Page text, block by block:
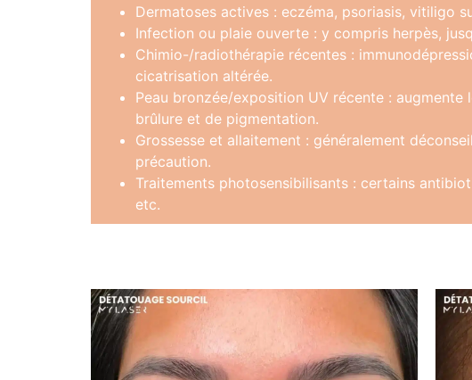
Dermatoses actives : eczéma, psoriasis, vitiligo
Infection ou plaie ouverte : y compris herpès,
Chimio-/radiothérapie récentes :
cicatrisation altérée.
Peau bronzée/exposition UV récente : augmente
brûlure et de pigmentation.
Grossesse et allaitement : généralement
précaution.
Traitements photosensibilisants : certains
etc.